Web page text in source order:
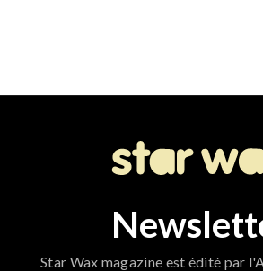
Star Wax magazine est édité par